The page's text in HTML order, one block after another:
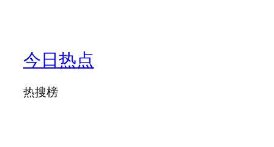
今日热点
热搜榜